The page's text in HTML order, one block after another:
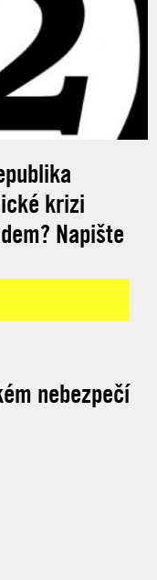
krizi
Napište
nebezpečí